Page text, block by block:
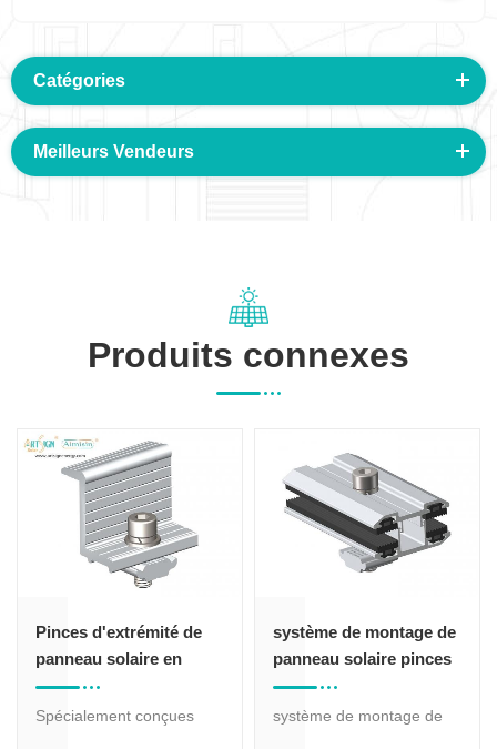
Catégories
Meilleurs Vendeurs
Produits connexes
Pinces d'extrémité de
panneau solaire en
aluminium anodisé
Spécialement conçues
système de montage de
panneau solaire pinces
de module sans cadre
système de montage de